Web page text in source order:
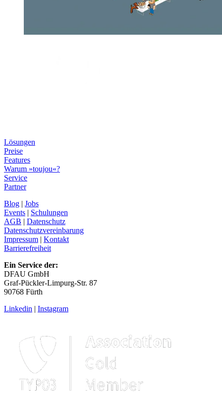
Lösungen
Preise
Features
Warum »toujou«?
Service
Partner
Blog | Jobs
Events | Schulungen
AGB | Datenschutz
Datenschutzvereinbarung
Impressum | Kontakt
Barrierefreiheit
Ein Service der:
DFAU GmbH
Graf-Pückler-Limpurg-Str. 87
90768 Fürth
Linkedin | Instagram